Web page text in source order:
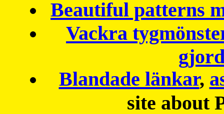
Beautiful patterns
Vackra
Blandade länkar,
site about